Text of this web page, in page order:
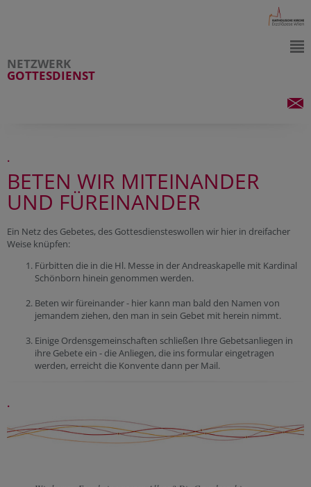
NETZWERK
GOTTESDIENST
.
BETEN WIR MITEINANDER
UND FÜREINANDER
Ein Netz des Gebetes, des Gottesdiensteswollen wir hier in dreifacher
Weise knüpfen:
Fürbitten die in die Hl. Messe in der Andreaskapelle mit Kardinal
Schönborn hinein genommen werden.
Beten wir füreinander - hier kann man bald den Namen von
jemandem ziehen, den man in sein Gebet mit herein nimmt.
Einige Ordensgemeinschaften schließen Ihre Gebetsanliegen in
ihre Gebete ein - die Anliegen, die ins formular eingetragen
werden, erreicht die Konvente dann per Mail.
.